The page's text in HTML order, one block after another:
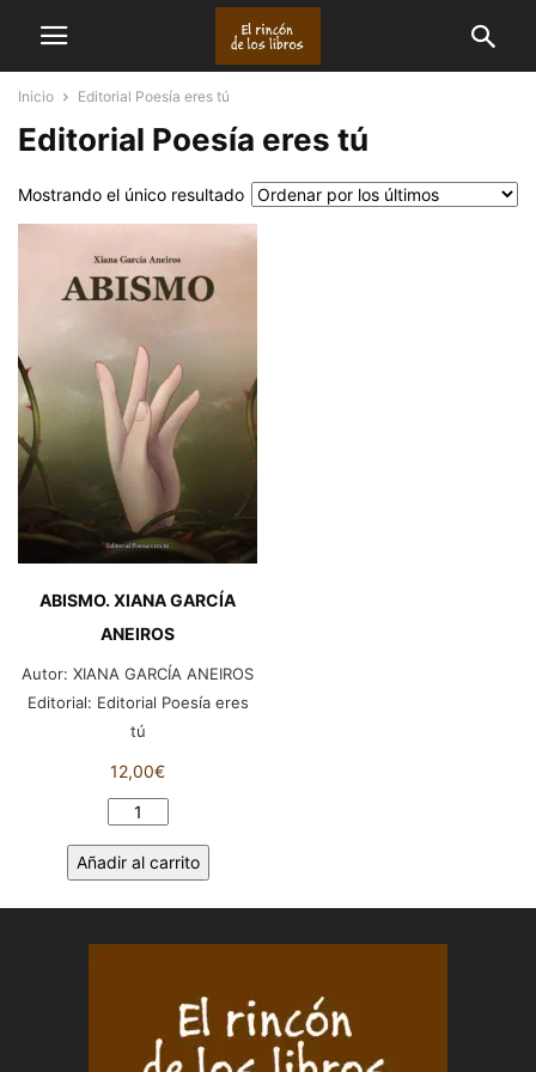
Inicio Editorial Poesía eres tú
Editorial Poesía eres tú
Mostrando el único resultado
ABISMO. XIANA GARCÍA
ANEIROS
Autor: XIANA GARCÍA ANEIROS
Editorial: Editorial Poesía eres
tú
12,00€
ABISMO.
GARCÍA
Añadir al carrito